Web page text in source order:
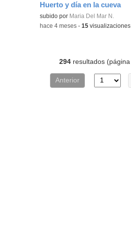
Huerto y día en la cueva
subido por Maria Del Mar N.
-hace 4 meses -15 visualizaciones
294 resultados (página
Anterior